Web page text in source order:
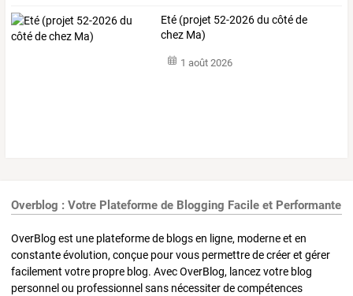
Eté (projet 52-2026 du côté de
chez Ma)
1 août 2026
Overblog : Votre Plateforme de Blogging Facile et Performante
OverBlog est une plateforme de blogs en ligne, moderne et en
constante évolution, conçue pour vous permettre de créer et gérer
facilement votre propre blog. Avec OverBlog, lancez votre blog
personnel ou professionnel sans nécessiter de compétences